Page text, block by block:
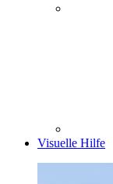
Visuelle Hilfe